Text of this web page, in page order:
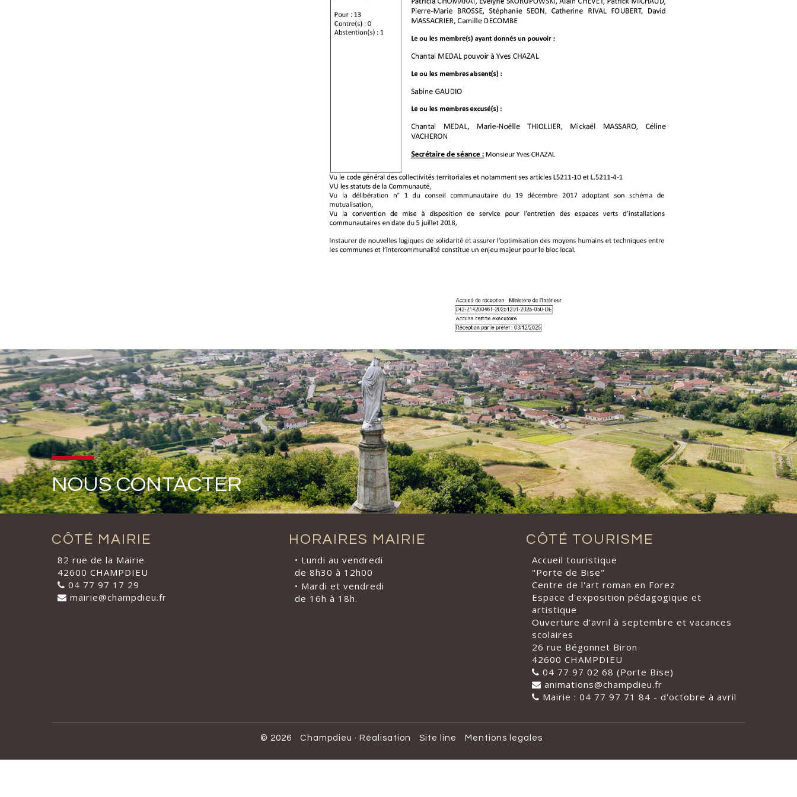
NOUS CONTACTER
CÔTÉ MAIRIE
82 rue de la Mairie
42600 CHAMPDIEU
04 77 97 17 29
mairie@champdieu.fr
HORAIRES MAIRIE
• Lundi au vendredi
de 8h30 à 12h00
• Mardi et vendredi
de 16h à 18h.
CÔTÉ TOURISME
Accueil touristique
"Porte de Bise"
Centre de l'art roman en Forez
Espace d'exposition pédagogique et
artistique
Ouverture d'avril à septembre et vacances
scolaires
26 rue Bégonnet Biron
42600 CHAMPDIEU
04 77 97 02 68 (Porte Bise)
animations@champdieu.fr
Mairie : 04 77 97 71 84 - d'octobre à avril
© 2026 Champdieu · Réalisation Site line Mentions legales